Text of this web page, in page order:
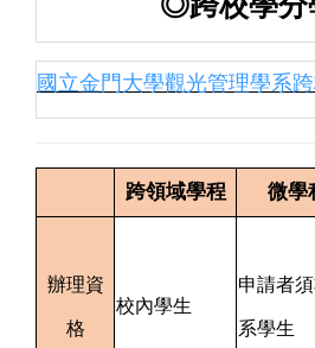
國立金門大學觀光管理學系
跨領域學程 微學
辦理資
格
校內學生
申請者
系學生